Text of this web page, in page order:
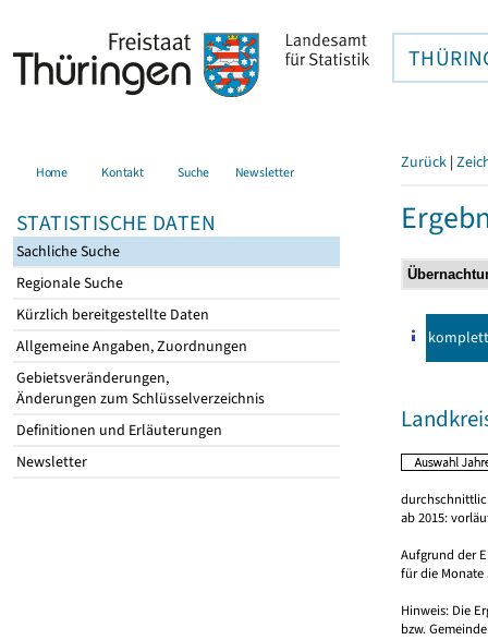
Home Kontakt Suche Newsletter
STATISTISCHE DATEN
Sachliche Suche
Regionale Suche
Kürzlich bereitgestellte Daten
Allgemeine Angaben, Zuordnungen
Gebietsveränderungen,
Änderungen zum Schlüsselverzeichnis
Definitionen und Erläuterungen
Newsletter
Zurück |
komplett
ab 2015:
Aufgrund der
für die Monate
Hinweis: Die
bzw.